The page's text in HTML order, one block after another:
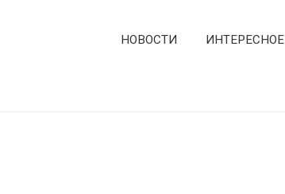
НОВОСТИ ИНТЕРЕСНОЕ